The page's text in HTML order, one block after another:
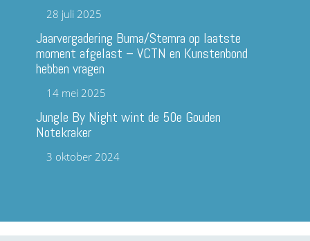
28 juli 2025
Jaarvergadering Buma/Stemra op laatste
moment afgelast – VCTN en Kunstenbond
hebben vragen
14 mei 2025
Jungle By Night wint de 50e Gouden
Notekraker
3 oktober 2024